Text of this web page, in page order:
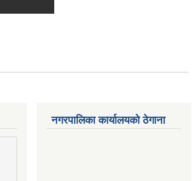
नगरपालिका कार्यालयको ठेगाना